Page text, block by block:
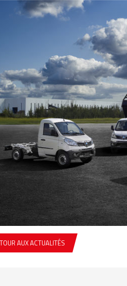
AUX ACTUALITÉS